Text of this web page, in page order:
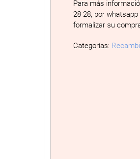
Para más
28 28, por
formalizar su
Categorías: